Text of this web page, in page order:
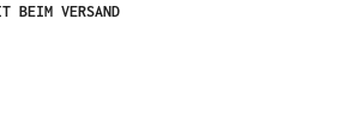
BEIM VERSAND